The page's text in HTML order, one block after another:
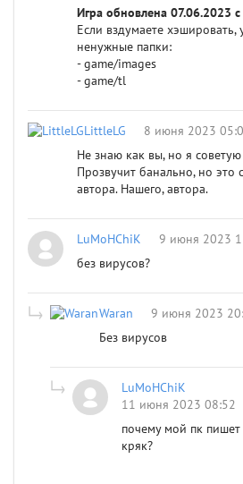
Игра обновлена 07.06.2023
Если вздумаете хэшировать,
ненужные папки:
- game/images
- game/tl
LittleLG
8 июня 2023
Не знаю как вы, но я
Прозвучит банально, но это
автора. Нашего, автора.
LuMoHChiK
9 июня 2023
без вирусов?
Waran
9 июня 2023
Без вирусов
LuMoHChiK
11 июня 2023 08:52
почему мой пк пишет
кряк?